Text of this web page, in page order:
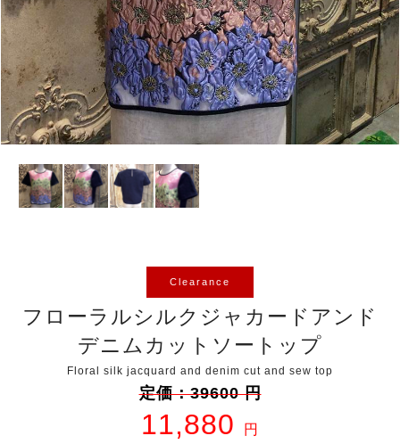
Clearance
フローラルシルクジャカードアンド
デニムカットソートップ
Floral silk jacquard and denim cut and sew top
定価：39600 円
11,880 円